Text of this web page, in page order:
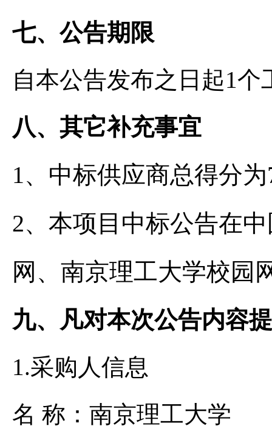
七、公告期限
自本公告发布之日起1个
八、其它补充事宜
1、 中标供应商总得分为
2、 本项目中标公告在
网、南京理工大学校园
九、凡对本次公告内容
1.采购人信息
名 称：南京理